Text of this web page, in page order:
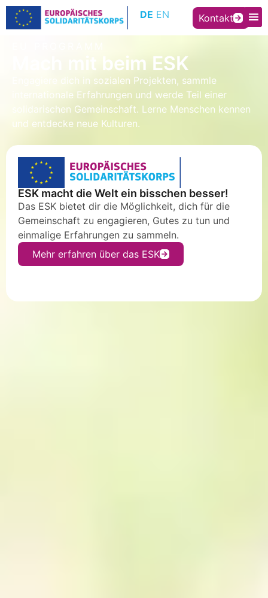
springen
Kontakt
DE EN
Mach mit beim ESK
Engagiere dich in sozialen Projekten, sammle
internationale Erfahrungen und werde Teil einer
solidarischen Gemeinschaft. Lerne Menschen kennen
und entdecke neue Kulturen.
ESK macht die Welt ein bisschen besser!
Das ESK bietet dir die Möglichkeit, dich für die
Gemeinschaft zu engagieren, Gutes zu tun und
einmalige Erfahrungen zu sammeln.
Mehr erfahren über das ESK